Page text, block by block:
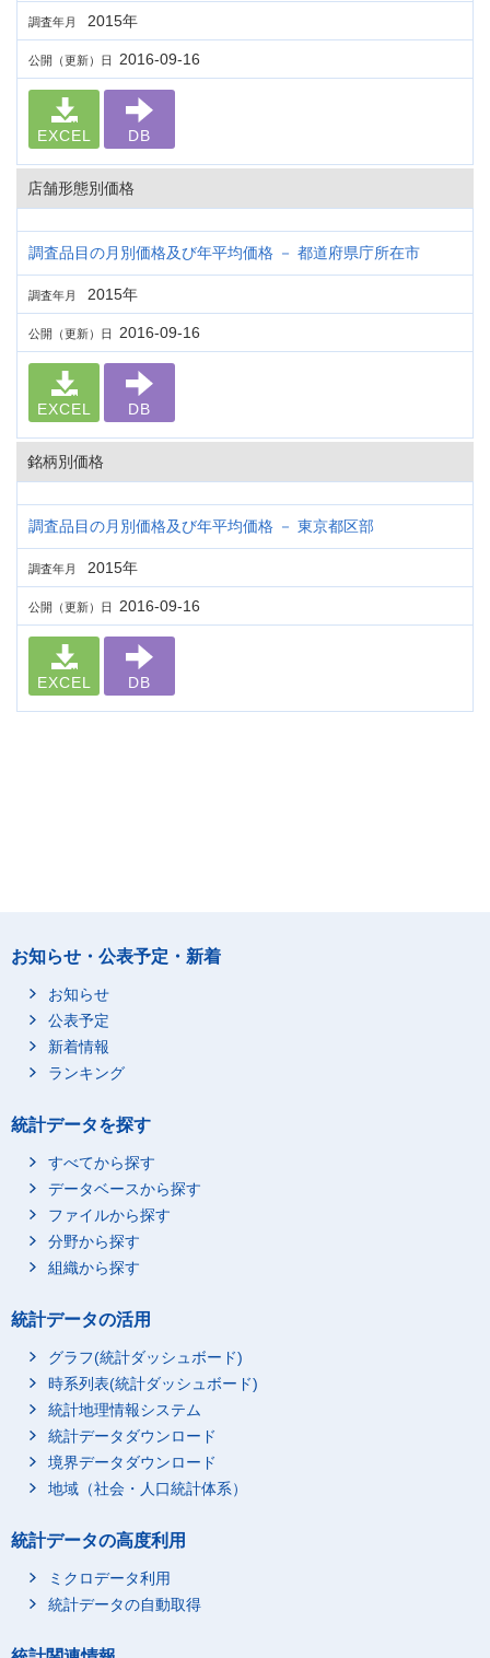
調査年月 2015年
公開（更新）日 2016-09-16
EXCEL DB
店舗形態別価格
調査品目の月別価格及び年平均価格 － 都道府県庁所在市
調査年月 2015年
公開（更新）日 2016-09-16
EXCEL DB
銘柄別価格
調査品目の月別価格及び年平均価格 － 東京都区部
調査年月 2015年
公開（更新）日 2016-09-16
EXCEL DB
お知らせ・公表予定・新着
お知らせ
公表予定
新着情報
ランキング
統計データを探す
すべてから探す
データベースから探す
ファイルから探す
分野から探す
組織から探す
統計データの活用
グラフ(統計ダッシュボード)
時系列表(統計ダッシュボード)
統計地理情報システム
統計データダウンロード
境界データダウンロード
地域（社会・人口統計体系）
統計データの高度利用
ミクロデータ利用
統計データの自動取得